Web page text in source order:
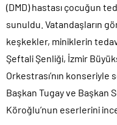
(DMD) hastası çocuğun
sunuldu. Vatandaşların
keşkekler, miniklerin
Şeftali Şenliği, İzmir
Orkestrası’nın konseriyle
Başkan Tugay ve Başkan
Köroğlu’nun eserlerini